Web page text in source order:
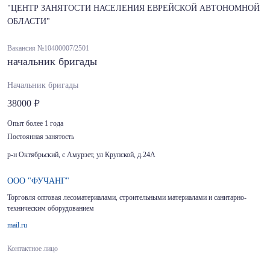
"ЦЕНТР ЗАНЯТОСТИ НАСЕЛЕНИЯ ЕВРЕЙСКОЙ АВТОНОМНОЙ
ОБЛАСТИ"
Вакансия №10400007/2501
начальник бригады
Начальник бригады
38000
Опыт более 1 года
Постоянная занятость
р-н Октябрьский, с Амурзет, ул Крупской, д.24А
ООО "ФУЧАНГ"
Торговля оптовая лесоматериалами, строительными материалами и санитарно-
техническим оборудованием
mail.ru
Контактное лицо